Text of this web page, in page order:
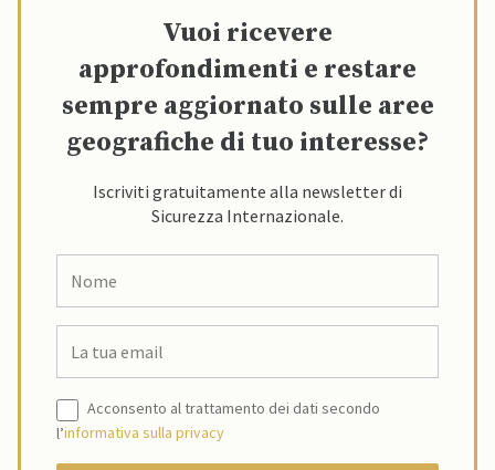
Vuoi ricevere
approfondimenti e restare
sempre aggiornato sulle aree
geografiche di tuo interesse?
Iscriviti gratuitamente alla newsletter di
Sicurezza Internazionale.
Acconsento al trattamento dei dati secondo
l’informativa sulla privacy